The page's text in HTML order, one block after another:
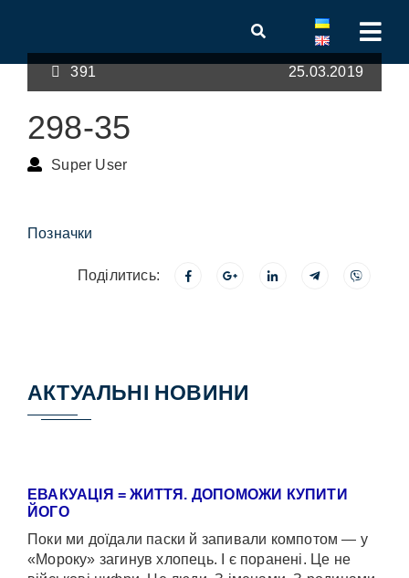
391 25.03.2019
298-35
Super User
Позначки
Поділитись:
АКТУАЛЬНІ НОВИНИ
ЕВАКУАЦІЯ = ЖИТТЯ. ДОПОМОЖИ КУПИТИ
ЙОГО
Поки ми доїдали паски й запивали компотом — у
«Мороку» загинув хлопець. І є поранені. Це не